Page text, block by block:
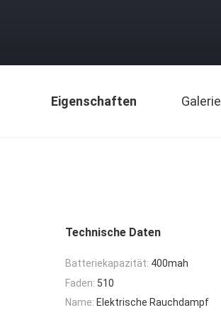
Eigenschaften Galerie
Technische Daten
Batteriekapazität: 400mah
Faden: 510
Name: Elektrische Rauchdampf